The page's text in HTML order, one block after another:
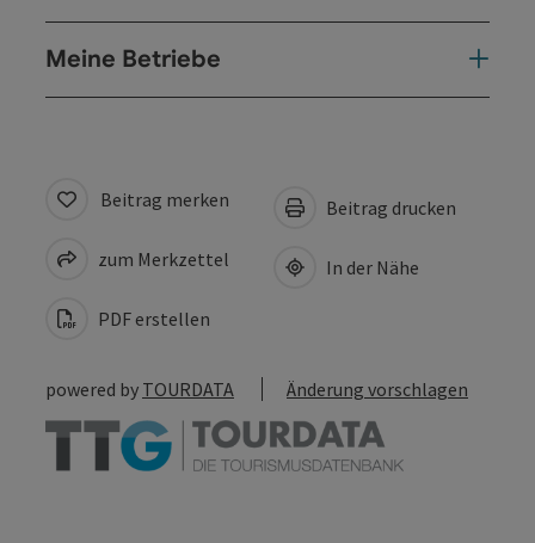
Meine Betriebe
Beitrag merken
zum Merkzettel
PDF erstellen
Beitrag drucken
In der Nähe
powered by TOURDATA Änderung vorschlagen